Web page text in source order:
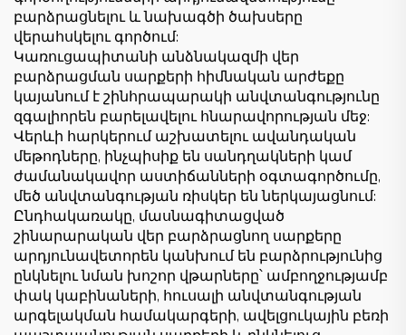
բարձրացնելու և նախագծի ծախսերը
վերահսկելու գործում:
Կառուցապիտանի անձնակազմի վեր
բարձրացման սարքերի հիմնական արժեքը
կայանում է շինհրապարակի անվտանգությունը
զգալիորեն բարելավելու հնարավորության մեջ:
Վերևի հարկերում աշխատելու ավանդական
մեթոդները, ինչպիսիք են սանդղակների կամ
ժամանակավոր աստիճանների օգտագործումը,
մեծ անվտանգության ռիսկեր են ներկայացնում:
Ընդհակառակը, մասնագիտացված
շինարարական վեր բարձրացնող սարքերը
արդյունավետորեն կանխում են բարձրությունից
ընկնելու նման խոշոր վթարները՝ ամբողջությամբ
փակ կաբինաների, հուսալի անվտանգության
արգելակման համակարգերի, ավելցուկային բեռի